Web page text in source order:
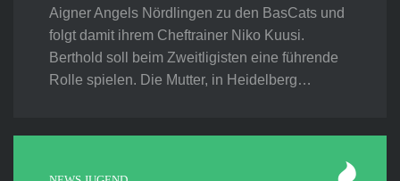
Aigner Angels Nördlingen zu den BasCats und
folgt damit ihrem Cheftrainer Niko Kuusi.
Berthold soll beim Zweitligisten eine führende
Rolle spielen. Die Mutter, in Heidelberg…